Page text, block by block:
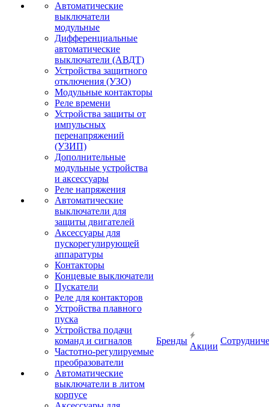
Автоматические
выключатели
модульные
Дифференциальные
автоматические
выключатели (АВДТ)
Устройства защитного
отключения (УЗО)
Модульные контакторы
Реле времени
Устройства защиты от
импульсных
перенапряжений
(УЗИП)
Дополнительные
модульные устройства
и аксессуары
Реле напряжения
Автоматические
выключатели для
защиты двигателей
Аксессуары для
пускорегулирующей
аппаратуры
Контакторы
Концевые выключатели
Пускатели
Реле для контакторов
Устройства плавного
пуска
Устройства подачи
команд и сигналов
Частотно-регулируемые
преобразователи
Автоматические
выключатели в литом
корпусе
Бренды
Акции